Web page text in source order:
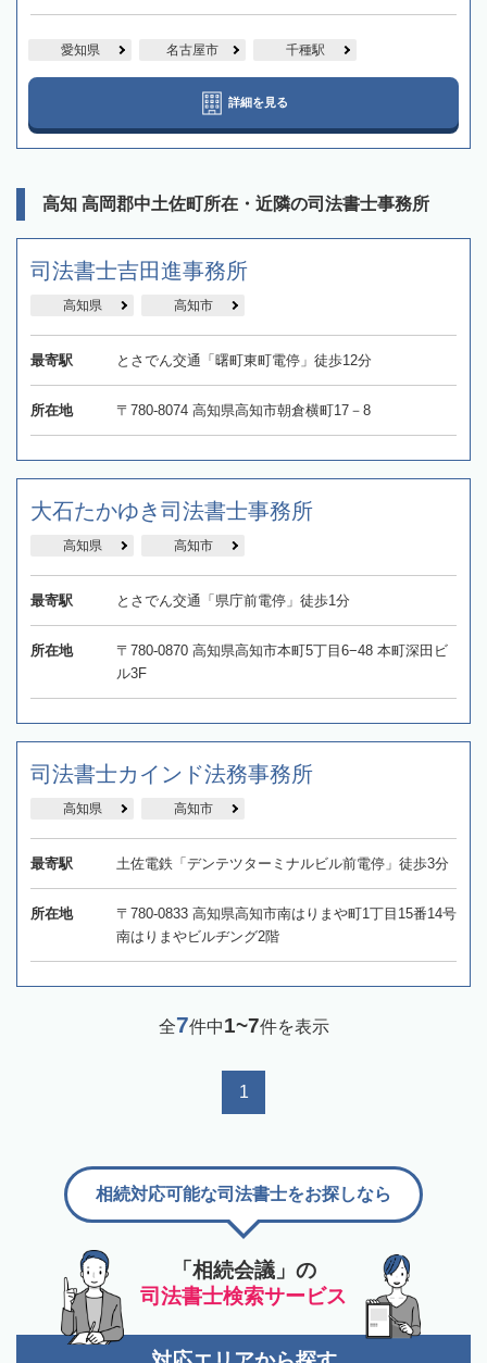
愛知県 名古屋市 千種駅
詳細を見る
高知 高岡郡中土佐町所在・近隣の司法書士事務所
司法書士吉田進事務所
高知県 高知市
最寄駅 とさでん交通「曙町東町電停」徒歩12分
所在地 〒780-8074 高知県高知市朝倉横町17－8
大石たかゆき司法書士事務所
高知県 高知市
最寄駅 とさでん交通「県庁前電停」徒歩1分
所在地
〒780-0870 高知県高知市本町5丁目6−48 本町深田ビ
ル3F
司法書士カインド法務事務所
高知県 高知市
最寄駅 土佐電鉄「デンテツターミナルビル前電停」徒歩3分
所在地
〒780-0833 高知県高知市南はりまや町1丁目15番14号
南はりまやビルヂング2階
全7件中1~7件を表示
1
「相続会議」の
司法書士検索サービス
相続対応可能な司法書士をお探しなら